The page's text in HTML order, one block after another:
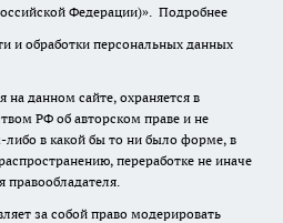
Федерации)». Подробнее
и обработки персональных данных
данном сайте, охраняется в
РФ об авторском праве и не
в какой бы то ни было форме, в
переработке не иначе
правообладателя.
за собой право модерировать